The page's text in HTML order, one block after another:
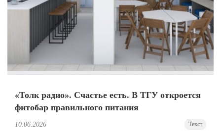
«Толк радио». Счастье есть. В ТГУ откроется
фитобар правильного питания
10.06.2026 Текст